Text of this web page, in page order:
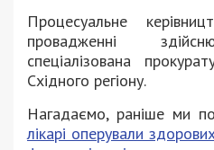
Процесуальне
провадженні
спеціалізована
Східного регіону.
Нагадаємо, раніше ми
лікарі оперували